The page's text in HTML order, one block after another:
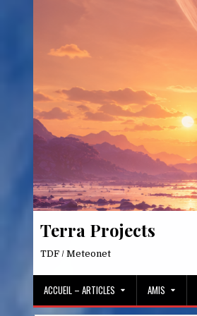
Terra Projects
TDF / Meteonet
ACCUEIL – ARTICLES AMIS